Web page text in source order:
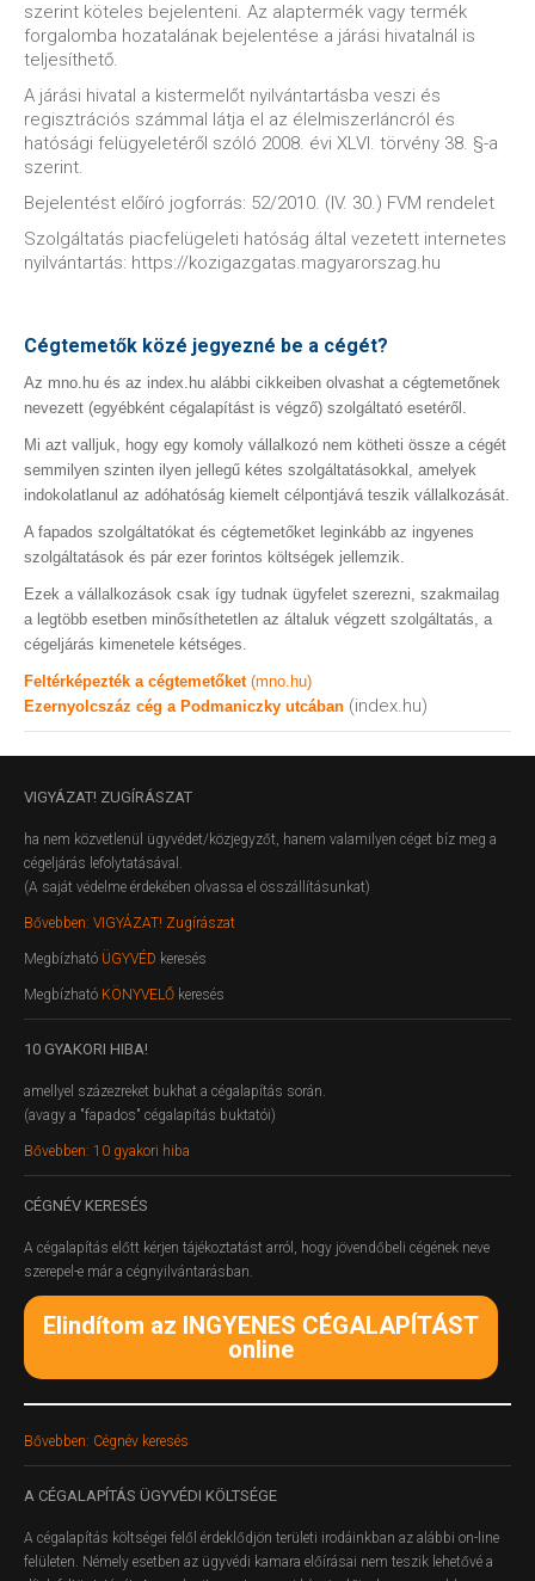
szerint köteles bejelenteni. Az alaptermék vagy termék
forgalomba hozatalának bejelentése a járási hivatalnál is
teljesíthető.
A járási hivatal a kistermelőt nyilvántartásba veszi és
regisztrációs számmal látja el az élelmiszerláncról és
hatósági felügyeletéről szóló 2008. évi XLVI. törvény 38. §-a
szerint.
Bejelentést előíró jogforrás: 52/2010. (IV. 30.) FVM rendelet
Szolgáltatás piacfelügeleti hatóság által vezetett internetes
nyilvántartás: https://kozigazgatas.magyarorszag.hu
Cégtemetők közé jegyezné be a cégét?
Az mno.hu és az index.hu alábbi cikkeiben olvashat a cégtemetőnek
nevezett (egyébként cégalapítást is végző) szolgáltató esetéről.
Mi azt valljuk, hogy egy komoly vállalkozó nem kötheti össze a cégét
semmilyen szinten ilyen jellegű kétes szolgáltatásokkal, amelyek
indokolatlanul az adóhatóság kiemelt célpontjává teszik vállalkozását.
A fapados szolgáltatókat és cégtemetőket leginkább az ingyenes
szolgáltatások és pár ezer forintos költségek jellemzik.
Ezek a vállalkozások csak így tudnak ügyfelet szerezni, szakmailag
a legtöbb esetben minősíthetetlen az általuk végzett szolgáltatás, a
cégeljárás kimenetele kétséges.
Feltérképezték a cégtemetőket (mno.hu)
Ezernyolcszáz cég a Podmaniczky utcában (index.hu)
VIGYÁZAT! ZUGÍRÁSZAT
ha nem közvetlenül ügyvédet/közjegyzőt, hanem valamilyen céget bíz meg a
cégeljárás lefolytatásával.
(A saját védelme érdekében olvassa el összállításunkat)
Bővebben: VIGYÁZAT! Zugírászat
Megbízható ÜGYVÉD keresés
Megbízható KÖNYVELŐ keresés
10 GYAKORI HIBA!
amellyel százezreket bukhat a cégalapítás során.
(avagy a "fapados" cégalapítás buktatói)
Bővebben: 10 gyakori hiba
CÉGNÉV KERESÉS
A cégalapítás előtt kérjen tájékoztatást arról, hogy jövendőbeli cégének neve
szerepel-e már a cégnyilvántarásban.
Elindítom az INGYENES CÉGALAPÍTÁST
online
Bővebben: Cégnév keresés
A CÉGALAPÍTÁS ÜGYVÉDI KÖLTSÉGE
A cégalapítás költségei felől érdeklődjön területi irodáinkban az alábbi on-line
felületen. Némely esetben az ügyvédi kamara előírásai nem teszik lehetővé a